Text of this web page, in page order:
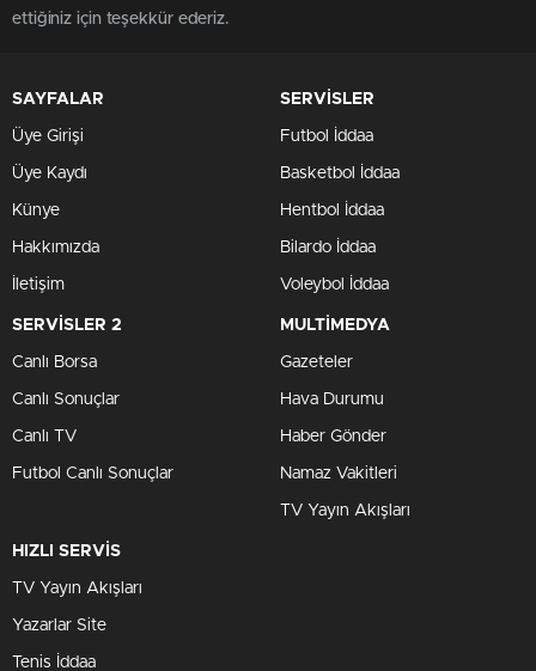
ettiğiniz için teşekkür ederiz.
SAYFALAR
Üye Girişi
Üye Kaydı
Künye
Hakkımızda
İletişim
SERVİSLER
Futbol İddaa
Basketbol İddaa
Hentbol İddaa
Bilardo İddaa
Voleybol İddaa
SERVİSLER 2
Canlı Borsa
Canlı Sonuçlar
Canlı TV
Futbol Canlı Sonuçlar
MULTİMEDYA
Gazeteler
Hava Durumu
Haber Gönder
Namaz Vakitleri
TV Yayın Akışları
HIZLI SERVİS
TV Yayın Akışları
Yazarlar Site
Tenis İddaa